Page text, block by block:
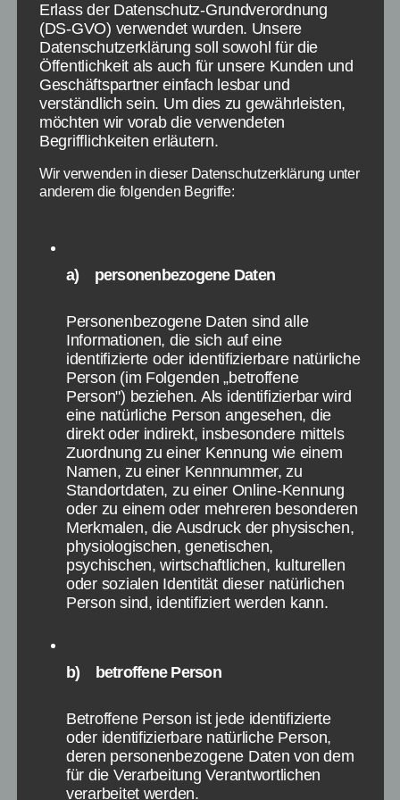
Spiel, weil er dann zunächst Cro und Miss Piggy
wusste und am Ende nach kurzer Hilfestellung
von Gätjen auch Joachim Gauck erkannte,
wobei er hier zunächst nur den Nachnamen
nannte.
Bei Spiel 4 Knetkette ging Stefan ebenfalls
Sieger daher, da seine Kette aus Knete 10
Sekunden zwischen zwei Stangen hielt. In
Minute 100 Wörter auf einer Audiostrecke zu
hören waren. Da Markus hier ein Wort genannt
hatte, das gar nicht dabei war, ging Stefan als
Sieger dieses Spiels bei Schlag den Raab hervor.
Spiel 6 bis 10: Stefan zieht auf
und davon
Doch Stefan scheint am Abend des 24.10.2015
kaum aufzuhalten. Zunächst in Spiel 6, wo
gleichzeitig beide im Unblock Me Stil Autos vor
und zurückfahren mussten, um ein weißes
Auto zum Ziel zu bringen. Hier hatte sich
Markus komplett verbaut, während Stefan nach
kurzer Überlegung dann doch zur Lösung kam
und das Spiel gewonnen hat.
Lustig wurde es dann auch bei Spiel 7 bei
Schlag den Raab, als aus 25 Meter große
geworfen werden musste. Während es zu
Beginn sehr gut für Markus aussah, konnte
Stefan das Spiel mit zwei Durchgängen
gewinnen. Auch Spiel 8 „Wann war das“ ging
Erlass der Datenschutz-Grundverordnung
(DS-GVO) verwendet wurden. Unsere
Datenschutzerklärung soll sowohl für die
Öffentlichkeit als auch für unsere Kunden und
Geschäftspartner einfach lesbar und
verständlich sein. Um dies zu gewährleisten,
möchten wir vorab die verwendeten
Begrifflichkeiten erläutern.
Wir verwenden in dieser Datenschutzerklärung unter
anderem die folgenden Begriffe:
a) personenbezogene Daten
Personenbezogene Daten sind alle
Informationen, die sich auf eine
identifizierte oder identifizierbare natürliche
Person (im Folgenden „betroffene
Person") beziehen. Als identifizierbar wird
eine natürliche Person angesehen, die
direkt oder indirekt, insbesondere mittels
Zuordnung zu einer Kennung wie einem
Namen, zu einer Kennnummer, zu
Standortdaten, zu einer Online-Kennung
oder zu einem oder mehreren besonderen
Merkmalen, die Ausdruck der physischen,
physiologischen, genetischen,
psychischen, wirtschaftlichen, kulturellen
oder sozialen Identität dieser natürlichen
Person sind, identifiziert werden kann.
b) betroffene Person
Betroffene Person ist jede identifizierte
oder identifizierbare natürliche Person,
deren personenbezogene Daten von dem
für die Verarbeitung Verantwortlichen
verarbeitet werden.